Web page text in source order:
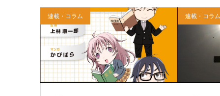
連載・コラム 連載・コラム